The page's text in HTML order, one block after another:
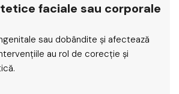
faciale sau corporale
sau dobândite și afectează
au rol de corecție și